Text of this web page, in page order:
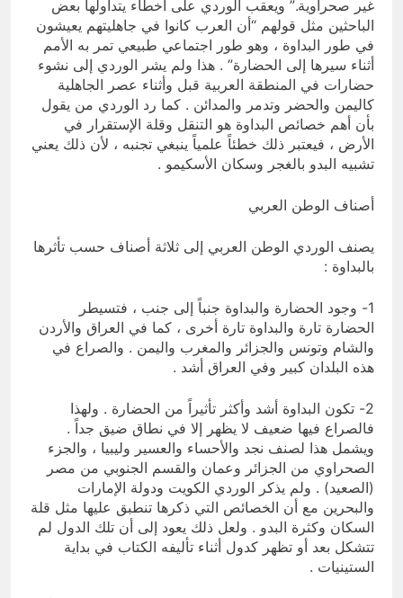
غير صحراوية.” ويعقب الوردي على أخطاء يتداولها بعض
الباحثين مثل قولهم “أن العرب كانوا في جاهليتهم يعيشون
في طور البداوة ، وهو طور اجتماعي طبيعي تمر به الأمم
أثناء سيرها إلى الحضارة” . هذا ولم يشر الوردي إلى نشوء
حضارات في المنطقة العربية قبل وأثناء عصر الجاهلية
كاليمن والحضر وتدمر والمدائن . كما رد الوردي من يقول
بأن أهم خصائص البداوة هو التنقل وقلة الإستقرار في
الأرض ، فيعتبر ذلك خطئاً علمياً ينبغي تجنبه ، لأن ذلك يعني
تشبيه البدو بالغجر وسكان الأسكيمو .
أصناف الوطن العربي
يصنف الوردي الوطن العربي إلى ثلاثة أصناف حسب تأثرها
بالبداوة :
1- وجود الحضارة والبداوة جنباً إلى جنب ، فتسيطر
الحضارة تارة والبداوة تارة أخرى ، كما في العراق والأردن
والشام وتونس والجزائر والمغرب واليمن . والصراع في
هذه البلدان كبير وفي العراق أشد .
2- تكون البداوة أشد وأكثر تأثيراً من الحضارة . ولهذا
فالصراع فيها ضعيف لا يظهر إلا في نطاق ضيق جداً .
ويشمل هذا لصنف نجد والأحساء والعسير وليبيا ، والجزء
الصحراوي من الجزائر وعمان والقسم الجنوبي من مصر
(الصعيد) . ولم يذكر الوردي الكويت ودولة الإمارات
والبحرين مع أن الخصائص التي ذكرها تنطبق عليها مثل قلة
السكان وكثرة البدو . ولعل ذلك يعود إلى أن تلك الدول لم
تتشكل بعد أو تظهر كدول أثناء تأليفه الكتاب في بداية
الستينيات .